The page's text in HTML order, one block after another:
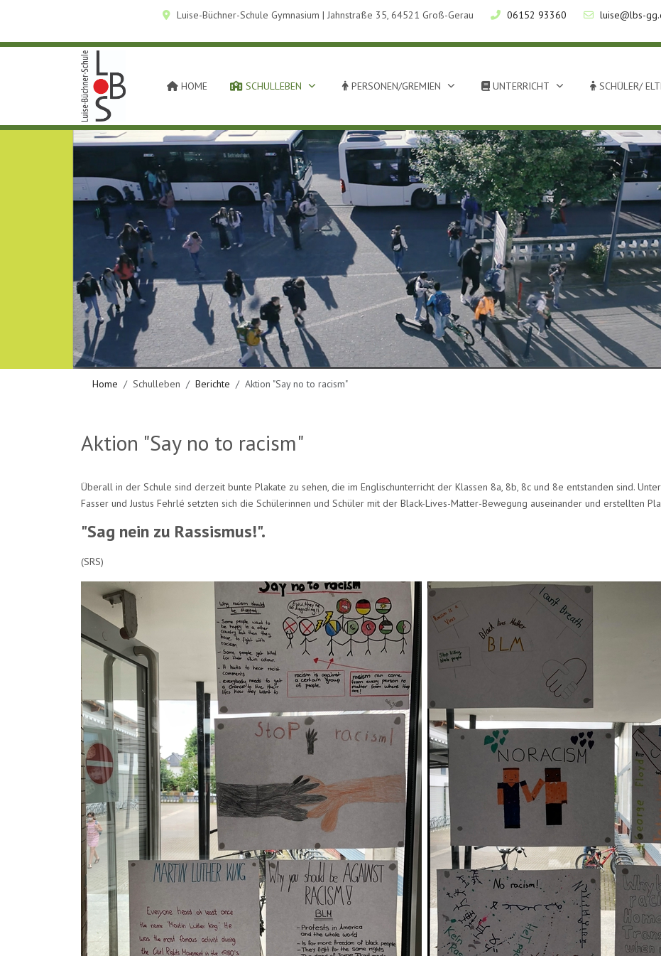
Luise-Büchner-Schule Gymnasium | Jahnstraße 35, 64521 Groß-Gerau 06152 93360 luise@lbs-
HOME SCHULLEBEN PERSONEN/GREMIEN UNTERRICHT SCHÜLER/
Home Schulleben Berichte Aktion "Say no to racism"
Aktion "Say no to racism"
Überall in der Schule sind derzeit bunte Plakate zu sehen, die im Englischunterricht der Klassen 8a, 8b, 8c und 8e entstanden sind.
Fasser und Justus Fehrlé setzten sich die Schülerinnen und Schüler mit der Black-Lives-Matter-Bewegung auseinander und erstellten
"Sag nein zu Rassismus!".
(SRS)